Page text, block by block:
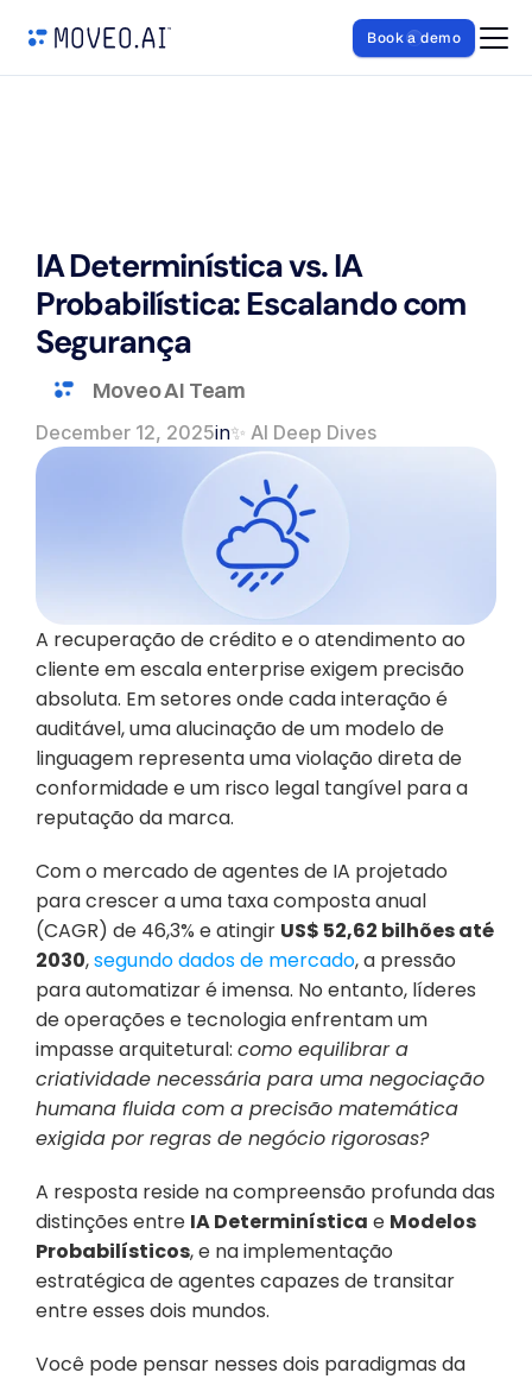
Book a demo
IA Determinística vs. IA
Probabilística: Escalando com
Segurança
Moveo AI Team
December 12, 2025in✨ AI Deep Dives
A recuperação de crédito e o atendimento ao
cliente em escala enterprise exigem precisão
absoluta. Em setores onde cada interação é
auditável, uma alucinação de um modelo de
linguagem representa uma violação direta de
conformidade e um risco legal tangível para a
reputação da marca.
Com o mercado de agentes de IA projetado
para crescer a uma taxa composta anual
(CAGR) de 46,3% e atingir US$ 52,62 bilhões até
2030, segundo dados de mercado, a pressão
para automatizar é imensa. No entanto, líderes
de operações e tecnologia enfrentam um
impasse arquitetural: como equilibrar a
criatividade necessária para uma negociação
humana fluida com a precisão matemática
exigida por regras de negócio rigorosas?
A resposta reside na compreensão profunda das
distinções entre IA Determinística e Modelos
Probabilísticos, e na implementação
estratégica de agentes capazes de transitar
entre esses dois mundos.
Você pode pensar nesses dois paradigmas da